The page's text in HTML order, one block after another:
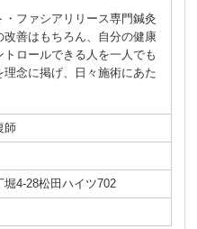
・ファシアリリース専門鍼灸
改善はもちろん、自分の健康
トロールできる人を一人でも
理念に掲げ、日々施術にあた
師
堀4-28松田ハイツ702